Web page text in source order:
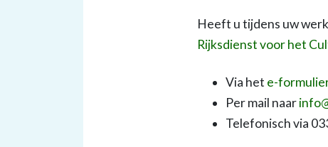
Heeft u tijdens uw
Rijksdienst voor het
Via het e-
Per mail naar
Telefonisch via